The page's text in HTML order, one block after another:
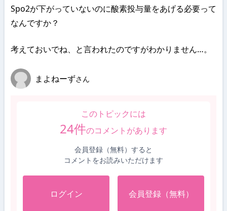
Spo2が下がっていないのに酸素投与量をあげる必要って
なんですか？
考えておいでね、と言われたのですがわかりません…。
まよねーずさん
このトピックには
24件のコメントがあります
会員登録（無料）すると
コメントをお読みいただけます
ログイン 会員登録（無料）